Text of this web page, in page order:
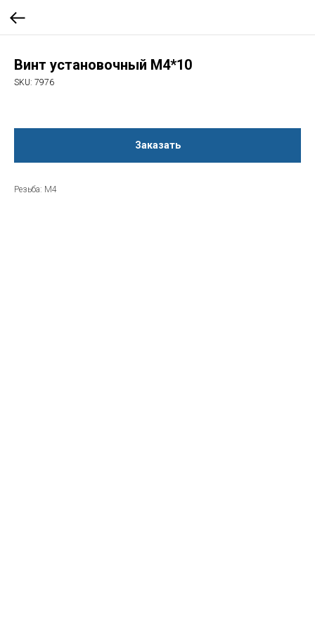
Винт установочный M4*10
SKU: 7976
Заказать
Резьба: М4